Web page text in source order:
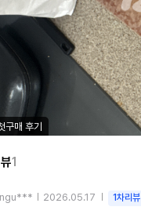
구매 후기
1
2026.05.17 1차리뷰